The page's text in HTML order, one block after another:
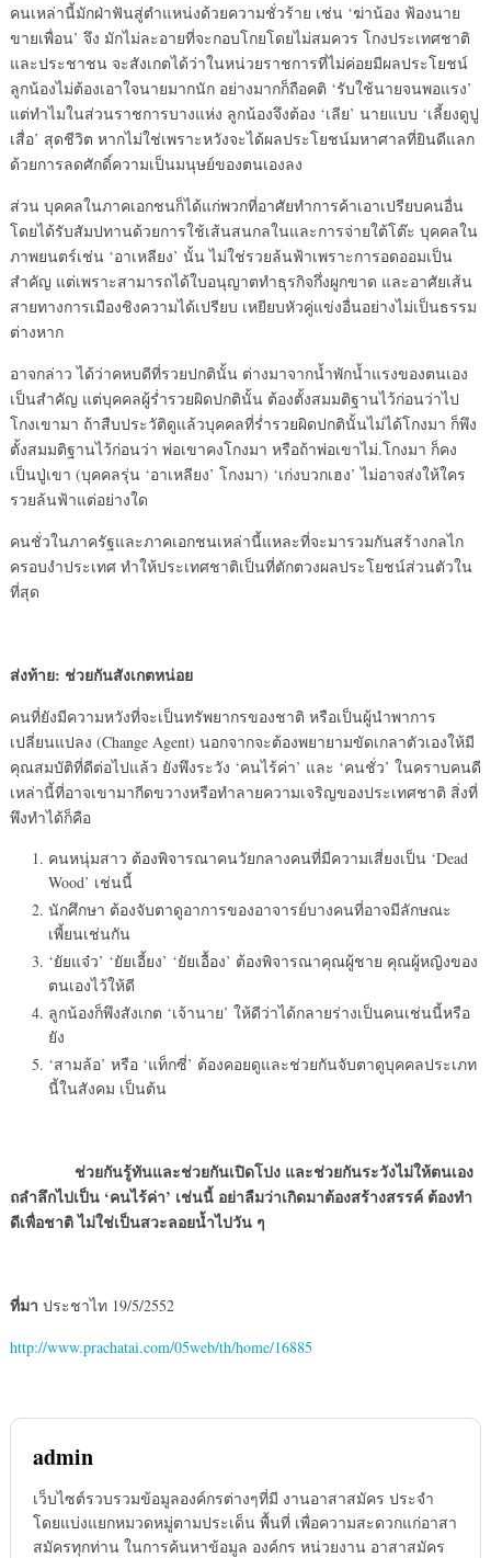
คนเหล่านี้มักฝ่าฟันสู่ตำแหน่งด้วยความชั่วร้าย เช่น ‘ฆ่าน้อง ฟ้องนาย
ขายเพื่อน’ จึง มักไม่ละอายที่จะกอบโกยโดยไม่สมควร โกงประเทศชาติ
และประชาชน จะสังเกตได้ว่าในหน่วยราชการที่ไม่ค่อยมีผลประโยชน์
ลูกน้องไม่ต้องเอาใจนายมากนัก อย่างมากก็ถือคติ ‘รับใช้นายจนพอแรง’
แต่ทำไมในส่วนราชการบางแห่ง ลูกน้องจึงต้อง ‘เลีย’ นายแบบ ‘เลี้ยงดูปู
เสื่อ’ สุดชีวิต หากไม่ใช่เพราะหวังจะได้ผลประโยชน์มหาศาลที่ยินดีแลก
ด้วยการลดศักดิ์ความเป็นมนุษย์ของตนเองลง
ส่วน บุคคลในภาคเอกชนก็ได้แก่พวกที่อาศัยทำการค้าเอาเปรียบคนอื่น
โดยได้รับสัมปทานด้วยการใช้เส้นสนกลในและการจ่ายใต้โต๊ะ บุคคลใน
ภาพยนตร์เช่น ‘อาเหลียง’ นั้น ไม่ใช่รวยล้นฟ้าเพราะการอดออมเป็น
สำคัญ แต่เพราะสามารถได้ใบอนุญาตทำธุรกิจกึ่งผูกขาด และอาศัยเส้น
สายทางการเมืองชิงความได้เปรียบ เหยียบหัวคู่แข่งอื่นอย่างไม่เป็นธรรม
ต่างหาก
อาจกล่าว ได้ว่าคหบดีที่รวยปกตินั้น ต่างมาจากน้ำพักน้ำแรงของตนเอง
เป็นสำคัญ แต่บุคคลผู้ร่ำรวยผิดปกตินั้น ต้องตั้งสมมติฐานไว้ก่อนว่าไป
โกงเขามา ถ้าสืบประวัติดูแล้วบุคคลที่ร่ำรวยผิดปกตินั้นไม่ได้โกงมา ก็พึง
ตั้งสมมติฐานไว้ก่อนว่า พ่อเขาคงโกงมา หรือถ้าพ่อเขาไม่.โกงมา ก็คง
เป็นปู่เขา (บุคคลรุ่น ‘อาเหลียง’ โกงมา) ‘เก่งบวกเฮง’ ไม่อาจส่งให้ใคร
รวยล้นฟ้าแต่อย่างใด
คนชั่วในภาครัฐและภาคเอกชนเหล่านี้แหละที่จะมารวมกันสร้างกลไก
ครอบงำประเทศ ทำให้ประเทศชาติเป็นที่ตักตวงผลประโยชน์ส่วนตัวใน
ที่สุด
ส่งท้าย: ช่วยกันสังเกตหน่อย
คนที่ยังมีความหวังที่จะเป็นทรัพยากรของชาติ หรือเป็นผู้นำพาการ
เปลี่ยนแปลง (Change Agent) นอกจากจะต้องพยายามขัดเกลาตัวเองให้มี
คุณสมบัติที่ดีต่อไปแล้ว ยังพึงระวัง ‘คนไร้ค่า’ และ ‘คนชั่ว’ ในคราบคนดี
เหล่านี้ที่อาจเขามากีดขวางหรือทำลายความเจริญของประเทศชาติ สิ่งที่
พึงทำได้ก็คือ
คนหนุ่มสาว ต้องพิจารณาคนวัยกลางคนที่มีความเสี่ยงเป็น ‘Dead
Wood’ เช่นนี้
นักศึกษา ต้องจับตาดูอาการของอาจารย์บางคนที่อาจมีลักษณะ
เพี้ยนเช่นกัน
‘ยัยแจ๋ว’ ‘ยัยเอี้ยง’ ‘ยัยเอื้อง’ ต้องพิจารณาคุณผู้ชาย คุณผู้หญิงของ
ตนเองไว้ให้ดี
ลูกน้องก็พึงสังเกต ‘เจ้านาย’ ให้ดีว่าได้กลายร่างเป็นคนเช่นนี้หรือ
ยัง
‘สามล้อ’ หรือ ‘แท็กซี่’ ต้องคอยดูและช่วยกันจับตาดูบุคคลประเภท
นี้ในสังคม เป็นต้น
ช่วยกันรู้ทันและช่วยกันเปิดโปง และช่วยกันระวังไม่ให้ตนเอง
ถลำลึกไปเป็น ‘คนไร้ค่า’ เช่นนี้ อย่าลืมว่าเกิดมาต้องสร้างสรรค์ ต้องทำ
ดีเพื่อชาติ ไม่ใช่เป็นสวะลอยน้ำไปวัน ๆ
ที่มา ประชาไท 19/5/2552
http://www.prachatai.com/05web/th/home/16885
admin
เว็บไซต์รวบรวมข้อมูลองค์กรต่างๆที่มี งานอาสาสมัคร ประจำ
โดยแบ่งแยกหมวดหมู่ตามประเด็น พื้นที่ เพื่อความสะดวกแก่อาสา
สมัครทุกท่าน ในการค้นหาข้อมูล องค์กร หน่วยงาน อาสาสมัคร